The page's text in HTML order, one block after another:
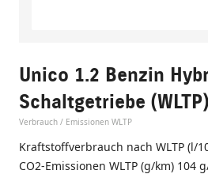
Unico 1.2 Benzin
Schaltgetriebe (WLTP)
Verbrauch / Emissionen WLTP
Kraftstoffverbrauch nach WLTP (l/
CO2-Emissionen WLTP (g/km) 104